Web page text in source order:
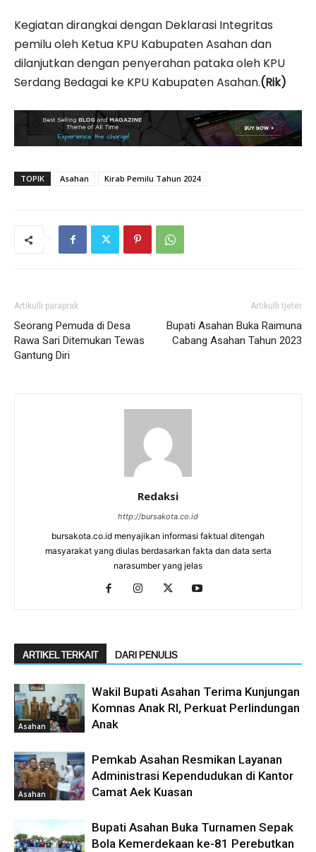
Kegiatan dirangkai dengan Deklarasi Integritas
pemilu oleh Ketua KPU Kabupaten Asahan dan
dilanjutkan dengan penyerahan pataka oleh KPU
Serdang Bedagai ke KPU Kabupaten Asahan.(Rik)
TOPIK Asahan Kirab Pemilu Tahun 2024
Artikulli paraprak
Seorang Pemuda di Desa
Rawa Sari Ditemukan Tewas
Gantung Diri
Artikulli tjetër
Bupati Asahan Buka Raimuna
Cabang Asahan Tahun 2023
Redaksi
http://bursakota.co.id
bursakota.co.id menyajikan informasi faktual ditengah
masyarakat yang diulas berdasarkan fakta dan data serta
narasumber yang jelas
ARTIKEL TERKAIT DARI PENULIS
Asahan
Wakil Bupati Asahan Terima Kunjungan
Komnas Anak RI, Perkuat Perlindungan
Anak
Asahan
Pemkab Asahan Resmikan Layanan
Administrasi Kependudukan di Kantor
Camat Aek Kuasan
Bupati Asahan Buka Turnamen Sepak
Bola Kemerdekaan ke-81 Perebutkan